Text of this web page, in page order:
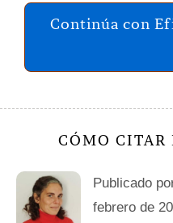
Continúa con
CÓMO CITAR
Publicado
febrero de